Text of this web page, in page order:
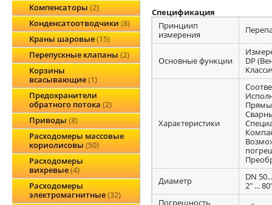
Компенсаторы 2
Конденсатоотводчики 8
Краны шаровые 15
Перепускные клапаны 2
Корзины
всасывающие 1
Предохранители
обратного потока 2
Приводы 8
Расходомеры массовые
кориолисовы 50
Расходомеры
вихревые 4
Расходомеры
электромагнитные 32
Спецификация
Принциип
измерения
Основные функции
DP
Характеристики
Диаметр
DN
2" ...
Погрешность